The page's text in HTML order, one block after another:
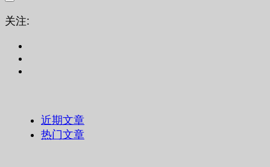
关注:
近期文章
热门文章